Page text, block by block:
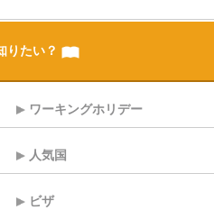
りたい？
ワーキングホリデー
人気国
ビザ